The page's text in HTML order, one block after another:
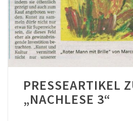
PRESSEARTIKEL
„NACHLESE 3“